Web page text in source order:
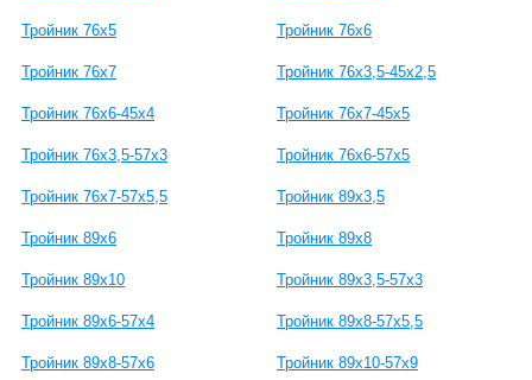
Тройник 76х5 Тройник 76х6
Тройник 76х7 Тройник 76х3,5-45х2,5
Тройник 76х6-45х4 Тройник 76х7-45х5
Тройник 76х3,5-57х3 Тройник 76х6-57х5
Тройник 76х7-57х5,5 Тройник 89х3,5
Тройник 89х6 Тройник 89х8
Тройник 89х10 Тройник 89х3,5-57х3
Тройник 89х6-57х4 Тройник 89х8-57х5,5
Тройник 89х8-57х6 Тройник 89х10-57х9